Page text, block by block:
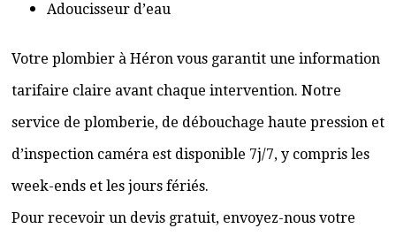
Adoucisseur d’eau
Votre plombier à Héron vous garantit une information
tarifaire claire avant chaque intervention. Notre
service de plomberie, de débouchage haute pression et
d’inspection caméra est disponible 7j/7, y compris les
week-ends et les jours fériés.
Pour recevoir un devis gratuit, envoyez-nous votre